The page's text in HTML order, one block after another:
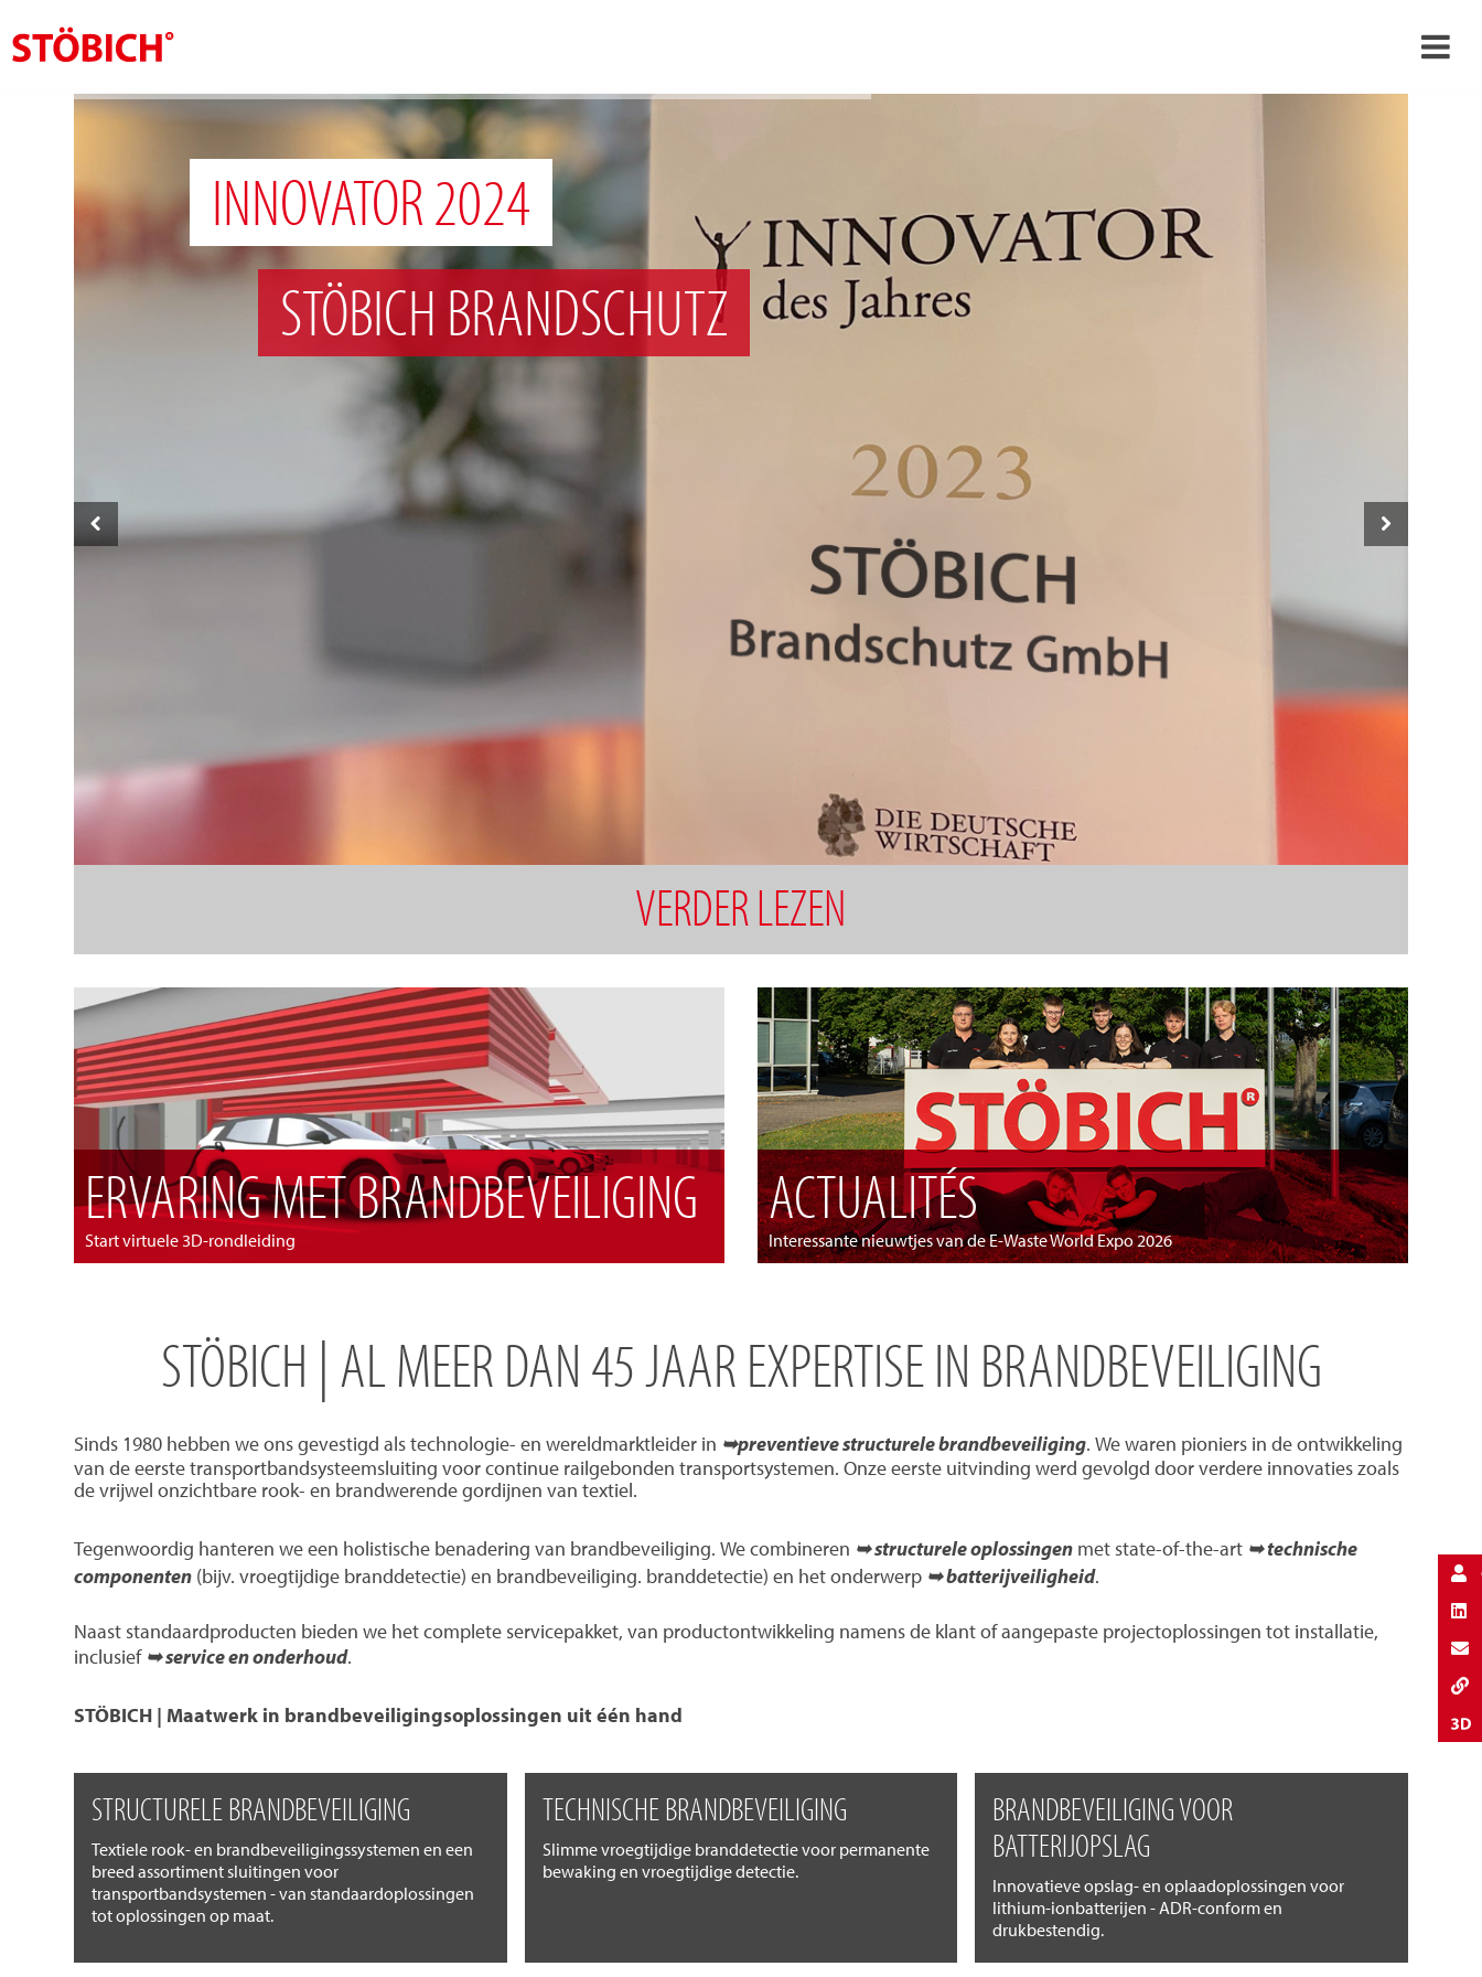
NL
Oplossingen
Over Stöbich
VERDER LEZEN
INNOVATOR 2024
STÖBICH BRANDSCHUTZ
ERVARING MET BRANDBEVEILIGING
Start virtuele 3D-rondleiding
ACTUALITÉS
Interessante nieuwtjes van de E-Waste World Expo 2026
STÖBICH | AL MEER DAN 45 JAAR EXPERTISE IN BRANDBEVEILIGING
Sinds 1980 hebben we ons gevestigd als technologie- en wereldmarktleider in ➥preventieve structurele brandbeveiliging. We waren pioniers in de ontwikkeling
van de eerste transportbandsysteemsluiting voor continue railgebonden transportsystemen. Onze eerste uitvinding werd gevolgd door verdere innovaties zoals
de vrijwel onzichtbare rook- en brandwerende gordijnen van textiel.
Tegenwoordig hanteren we een holistische benadering van brandbeveiliging. We combineren ➥ structurele oplossingen met state-of-the-art ➥ technische
componenten (bijv. vroegtijdige branddetectie) en brandbeveiliging. branddetectie) en het onderwerp ➥ batterijveiligheid.
Naast standaardproducten bieden we het complete servicepakket, van productontwikkeling namens de klant of aangepaste projectoplossingen tot installatie,
inclusief ➥ service en onderhoud.
STÖBICH | Maatwerk in brandbeveiligingsoplossingen uit één hand
STRUCTURELE BRANDBEVEILIGING
Textiele rook- en brandbeveiligingssystemen en een
breed assortiment sluitingen voor
transportbandsystemen - van standaardoplossingen
tot oplossingen op maat.
TECHNISCHE BRANDBEVEILIGING
Slimme vroegtijdige branddetectie voor permanente
bewaking en vroegtijdige detectie.
BRANDBEVEILIGING VOOR
BATTERIJOPSLAG
Innovatieve opslag- en oplaadoplossingen voor
lithium-ionbatterijen - ADR-conform en
drukbestendig.